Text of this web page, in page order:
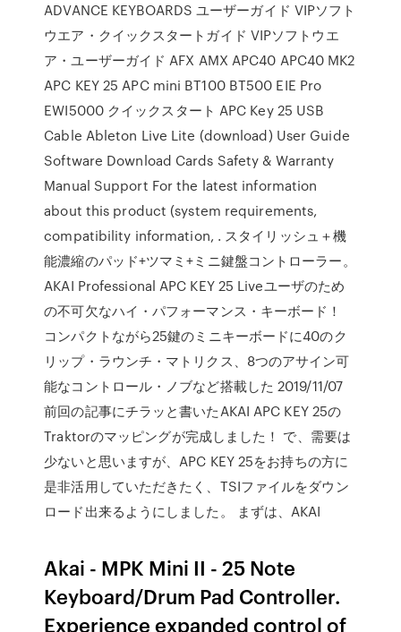
ADVANCE KEYBOARDS ユーザーガイド VIPソフト
ウエア・クイックスタートガイド VIPソフトウエ
ア・ユーザーガイド AFX AMX APC40 APC40 MK2
APC KEY 25 APC mini BT100 BT500 EIE Pro
EWI5000 クイックスタート APC Key 25 USB
Cable Ableton Live Lite (download) User Guide
Software Download Cards Safety & Warranty
Manual Support For the latest information
about this product (system requirements,
compatibility information, . スタイリッシュ＋機
能濃縮のパッド+ツマミ+ミニ鍵盤コントローラー。
AKAI Professional APC KEY 25 Liveユーザのため
の不可欠なハイ・パフォーマンス・キーボード！
コンパクトながら25鍵のミニキーボードに40のク
リップ・ラウンチ・マトリクス、8つのアサイン可
能なコントロール・ノブなど搭載した 2019/11/07
前回の記事にチラッと書いたAKAI APC KEY 25の
Traktorのマッピングが完成しました！ で、需要は
少ないと思いますが、APC KEY 25をお持ちの方に
是非活用していただきたく、TSIファイルをダウン
ロード出来るようにしました。 まずは、AKAI
Akai - MPK Mini II - 25 Note
Keyboard/Drum Pad Controller.
Experience expanded control of